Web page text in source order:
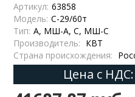
Артикул: 63858
Модель: С-29/60т
Тип: А, МШ-А, С, МШ-С
Производитель: КВТ
Страна происхождения:
Цена с НДС: